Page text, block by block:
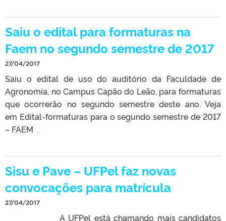
Saiu o edital para formaturas na
Faem no segundo semestre de 2017
27/04/2017
Saiu o edital de uso do auditório da Faculdade de
Agronomia, no Campus Capão do Leão, para formaturas
que ocorrerão no segundo semestre deste ano. Veja
em Edital-formaturas para o segundo semestre de 2017
– FAEM .
Sisu e Pave – UFPel faz novas
convocações para matrícula
27/04/2017
A UFPel está chamando mais candidatos